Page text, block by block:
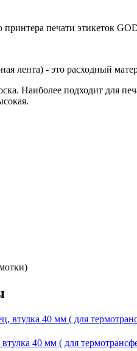
принтера печати этикеток
лента) - это расходный
Наиболее подходит для
40 мм ( для